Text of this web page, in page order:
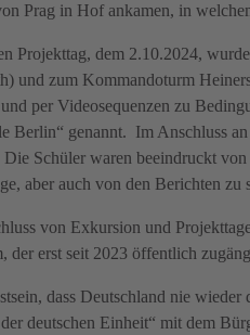
Prag in Hof ankamen, in
Projekttag, dem 2.10.2024,
und zum Kommandoturm
per Videosequenzen zu
Berlin“ genannt. Im Anschluss
Die Schüler waren beeindruckt
aber auch von den Berichten
von Exkursion und
der erst seit 2023 öffentlich
dass Deutschland nie
deutschen Einheit“ mit dem